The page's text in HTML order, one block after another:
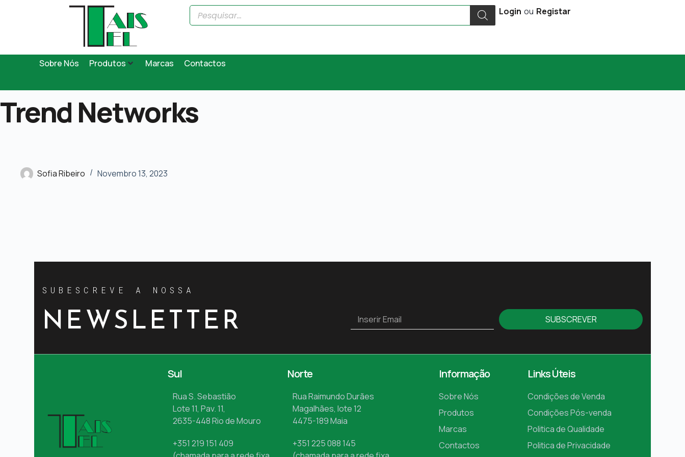
Login ou Registar
Sobre Nós Produtos Marcas Contactos
Trend Networks
Sofia Ribeiro Novembro 13, 2023
SUBESCREVE A NOSSA
NEWSLETTER SUBSCREVER
Sul
Rua S. Sebastião
Lote 11, Pav. 11,
2635-448 Rio de Mouro
+351 219 151 409
Norte
Rua Raimundo Durães
Magalhães, lote 12
4475-189 Maia
+351 225 088 145
Informação
Sobre Nós
Produtos
Marcas
Contactos
Links Úteis
Condições de Venda
Condições Pós-venda
Politica de Qualidade
Politica de Privacidade